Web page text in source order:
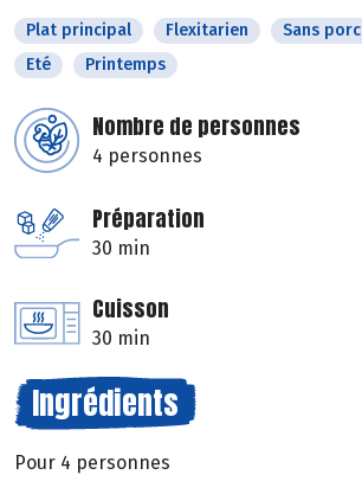
Plat principal Flexitarien Sans porc
Eté
Printemps
Nombre de personnes
4 personnes
Préparation
30 min
Cuisson
30 min
Ingrédients
Pour 4 personnes